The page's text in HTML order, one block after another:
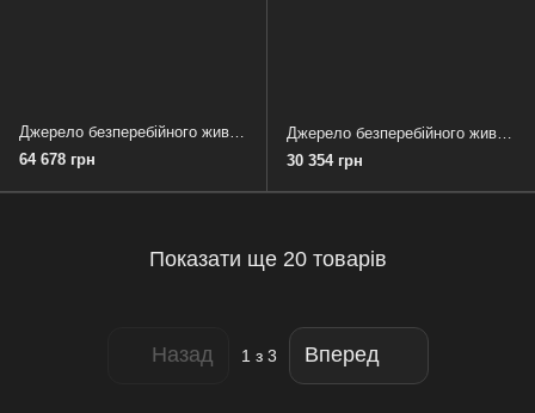
Джерело безперебійного живлення APC SMT1500RMI2UC
64 678 грн
Джерело безперебійного живлення APC SMC1000IC
30 354 грн
Показати ще 20 товарів
Назад 1 з 3 Вперед